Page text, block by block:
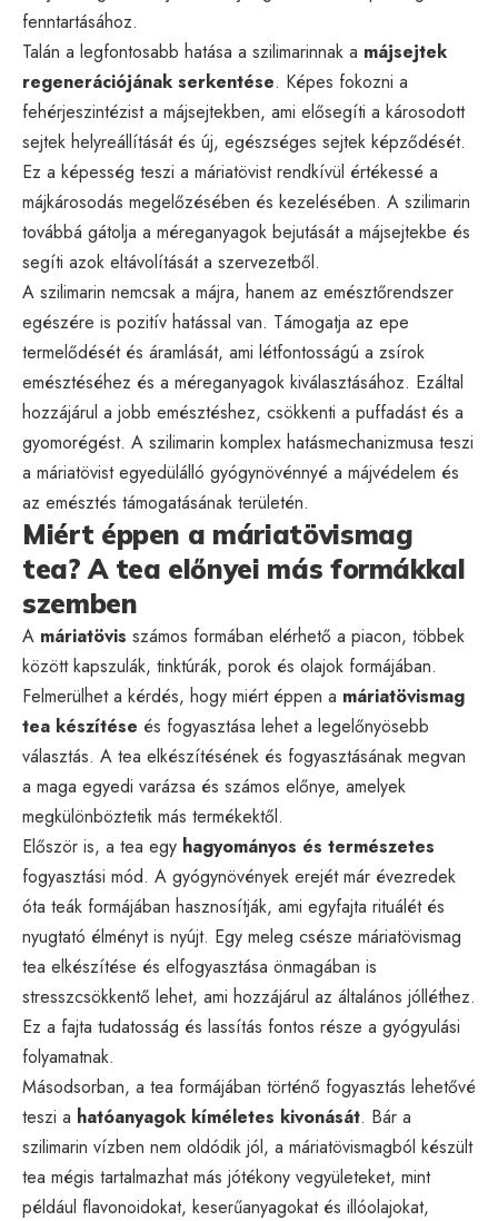
fenntartásához.
Talán a legfontosabb hatása a szilimarinnak a májsejtek
regenerációjának serkentése. Képes fokozni a
fehérjeszintézist a májsejtekben, ami elősegíti a károsodott
sejtek helyreállítását és új, egészséges sejtek képződését.
Ez a képesség teszi a máriatövist rendkívül értékessé a
májkárosodás megelőzésében és kezelésében. A szilimarin
továbbá gátolja a méreganyagok bejutását a májsejtekbe és
segíti azok eltávolítását a szervezetből.
A szilimarin nemcsak a májra, hanem az emésztőrendszer
egészére is pozitív hatással van. Támogatja az epe
termelődését és áramlását, ami létfontosságú a zsírok
emésztéséhez és a méreganyagok kiválasztásához. Ezáltal
hozzájárul a jobb emésztéshez, csökkenti a puffadást és a
gyomorégést. A szilimarin komplex hatásmechanizmusa teszi
a máriatövist egyedülálló gyógynövénnyé a májvédelem és
az emésztés támogatásának területén.
Miért éppen a máriatövismag
tea? A tea előnyei más formákkal
szemben
A máriatövis számos formában elérhető a piacon, többek
között kapszulák, tinktúrák, porok és olajok formájában.
Felmerülhet a kérdés, hogy miért éppen a máriatövismag
tea készítése és fogyasztása lehet a legelőnyösebb
választás. A tea elkészítésének és fogyasztásának megvan
a maga egyedi varázsa és számos előnye, amelyek
megkülönböztetik más termékektől.
Először is, a tea egy hagyományos és természetes
fogyasztási mód. A gyógynövények erejét már évezredek
óta teák formájában hasznosítják, ami egyfajta rituálét és
nyugtató élményt is nyújt. Egy meleg csésze máriatövismag
tea elkészítése és elfogyasztása önmagában is
stresszcsökkentő lehet, ami hozzájárul az általános jólléthez.
Ez a fajta tudatosság és lassítás fontos része a gyógyulási
folyamatnak.
Másodsorban, a tea formájában történő fogyasztás lehetővé
teszi a hatóanyagok kíméletes kivonását. Bár a
szilimarin vízben nem oldódik jól, a máriatövismagból készült
tea mégis tartalmazhat más jótékony vegyületeket, mint
például flavonoidokat, keserűanyagokat és illóolajokat,